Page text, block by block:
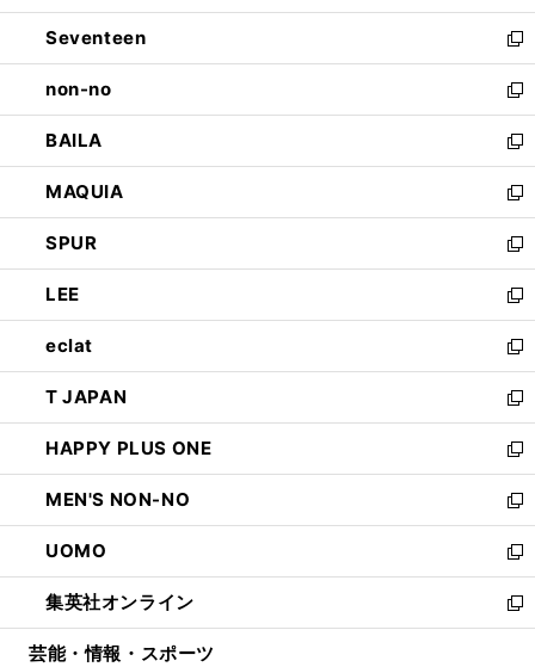
開
く
ウ
で
開
く
ン
ド
ウ
で
開
く
Seventeen
新
し
い
ウ
ィ
ン
ド
ウ
で
開
く
non-no
新
し
い
ウ
ィ
ン
ド
ウ
で
開
く
BAILA
新
し
い
ウ
ィ
ン
ド
ウ
で
開
く
MAQUIA
新
し
い
ウ
ィ
ン
ド
ウ
で
開
く
SPUR
新
し
い
ウ
ィ
ン
ド
ウ
で
開
く
LEE
新
し
い
ウ
ィ
ン
ド
ウ
で
開
く
eclat
新
し
い
ウ
ィ
ン
ド
ウ
で
開
く
T JAPAN
新
し
い
ウ
ィ
ン
ド
ウ
で
開
HAPPY PLUS ONE
新
し
い
ウ
ィ
ン
ド
ウ
MEN'S NON-NO
新
し
い
ウ
ィ
ン
UOMO
新
し
い
ウ
集英社オンライン
新
し
芸能・情報・スポーツ